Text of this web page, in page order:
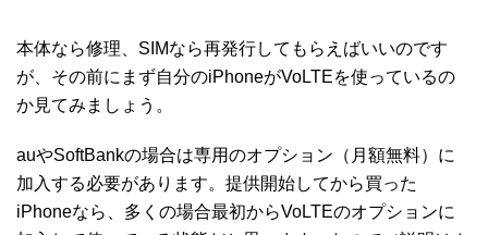
本体なら修理、SIMなら再発行してもらえばいいのです
が、その前にまず自分のiPhoneがVoLTEを使っているの
か見てみましょう。
auやSoftBankの場合は専用のオプション（月額無料）に
加入する必要があります。提供開始してから買った
iPhoneなら、多くの場合最初からVoLTEのオプションに